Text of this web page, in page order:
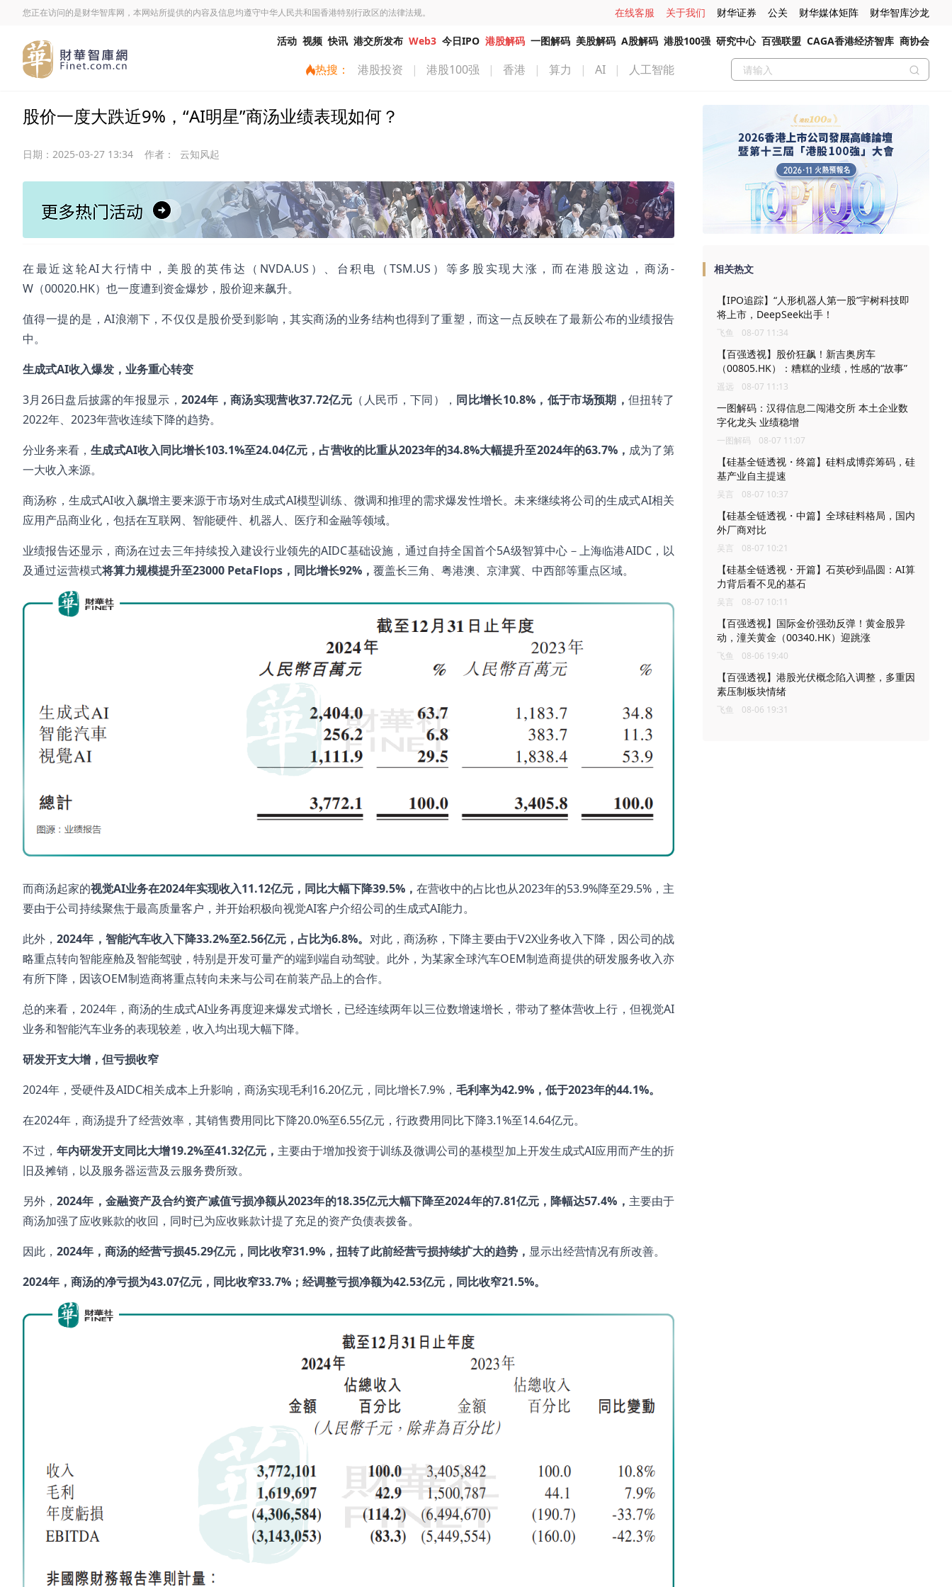
您正在访问的是财华智库网，本网站所提供的内容及信息均遵守中华人民共和国香港特别行政区的法律法规。 在线客服 关于我们 财华证券 公关 财华媒体矩阵 财华智库沙龙
活动 视频 快讯 港交所发布 Web3 今日IPO 港股解码 一图解码 美股解码 A股解码 港股100强 研究中心 百强联盟 CAGA香港经济智库 商协会
热搜： 港股投资 | 港股100强 | 香港 | 算力 | AI | 人工智能
股价一度大跌近9%，“AI明星”商汤业绩表现如何？
日期： 2025-03-27 13:34 作者： 云知风起
在最近这轮AI大行情中，美股的英伟达（NVDA.US）、台积电（TSM.US）等多股实现大涨，而在港股这边，商汤-
W（00020.HK）也一度遭到资金爆炒，股价迎来飙升。
值得一提的是，AI浪潮下，不仅仅是股价受到影响，其实商汤的业务结构也得到了重塑，而这一点反映在了最新公布的业绩报告
中。
生成式AI收入爆发，业务重心转变
3月26日盘后披露的年报显示， 2024年，商汤实现营收37.72亿元 （人民币，下同）， 同比增长10.8%，低于市场预期， 但扭转了
2022年、2023年营收连续下降的趋势。
分业务来看，生成式AI收入同比增长103.1%至24.04亿元，占营收的比重从2023年的34.8%大幅提升至2024年的63.7%， 成为了第
一大收入来源。
商汤称，生成式AI收入飙增主要来源于市场对生成式AI模型训练、微调和推理的需求爆发性增长。未来继续将公司的生成式AI相关
应用产品商业化，包括在互联网、智能硬件、机器人、医疗和金融等领域。
业绩报告还显示，商汤在过去三年持续投入建设行业领先的AIDC基础设施，通过自持全国首个5A级智算中心－上海临港AIDC，以
及通过运营模式将算力规模提升至23000 PetaFlops ，同比增长92% ， 覆盖长三角、粤港澳、京津冀、中西部等重点区域。
而商汤起家的视觉AI业务在2024年实现收入11.12亿元，同比大幅下降39.5% ， 在营收中的占比也从2023年的53.9%降至29.5%，主
要由于公司持续聚焦于最高质量客户，并开始积极向视觉AI客户介绍公司的生成式AI能力。
此外，2024年，智能汽车收入下降33.2%至2.56亿元，占比为6.8%。 对此，商汤称，下降主要由于V2X业务收入下降，因公司的战
略重点转向智能座舱及智能驾驶，特别是开发可量产的端到端自动驾驶。此外，为某家全球汽车OEM制造商提供的研发服务收入亦
有所下降，因该OEM制造商将重点转向未来与公司在前装产品上的合作。
总的来看，2024年，商汤的生成式AI业务再度迎来爆发式增长，已经连续两年以三位数增速增长，带动了整体营收上行，但视觉AI
业务和智能汽车业务的表现较差，收入均出现大幅下降。
研发开支大增，但亏损收窄
2024年，受硬件及AIDC相关成本上升影响，商汤实现毛利16.20亿元，同比增长7.9%， 毛利率为42.9% ，低于2023年的44.1%。
在2024年，商汤提升了经营效率，其销售费用同比下降20.0%至6.55亿元，行政费用同比下降3.1%至14.64亿元。
不过，年内研发开支同比大增19.2%至41.32亿元， 主要由于增加投资于训练及微调公司的基模型加上开发生成式AI应用而产生的折
旧及摊销，以及服务器运营及云服务费所致。
另外，2024年，金融资产及合约资产减值亏损净额从2023年的18.35亿元大幅下降至2024年的7.81亿元，降幅达57.4% ， 主要由于
商汤加强了应收账款的收回，同时已为应收账款计提了充足的资产负债表拨备。
因此， 2024年，商汤的经营亏损45.29亿元，同比收窄31.9% ，扭转了此前经营亏损持续扩大的趋势， 显示出经营情况有所改善。
2024年，商汤的净亏损为43.07亿元，同比收窄33.7% ；经调整亏损净额为42.53亿元，同比收窄21.5%。
相关热文
【IPO追踪】“人形机器人第一股”宇树科技即
将上市，DeepSeek出手！
飞鱼 08-07 11:34
【百强透视】股价狂飙！新吉奥房车
（00805.HK）：糟糕的业绩，性感的“故事”
遥远 08-07 11:13
一图解码：汉得信息二闯港交所 本土企业数
字化龙头 业绩稳增
一图解码 08-07 11:07
【硅基全链透视・终篇】硅料成博弈筹码，硅
基产业自主提速
吴言 08-07 10:37
【硅基全链透视・中篇】全球硅料格局，国内
外厂商对比
吴言 08-07 10:21
【硅基全链透视・开篇】石英砂到晶圆：AI算
力背后看不见的基石
吴言 08-07 10:11
【百强透视】国际金价强劲反弹！黄金股异
动，潼关黄金（00340.HK）迎跳涨
飞鱼 08-06 19:40
【百强透视】港股光伏概念陷入调整，多重因
素压制板块情绪
飞鱼 08-06 19:31